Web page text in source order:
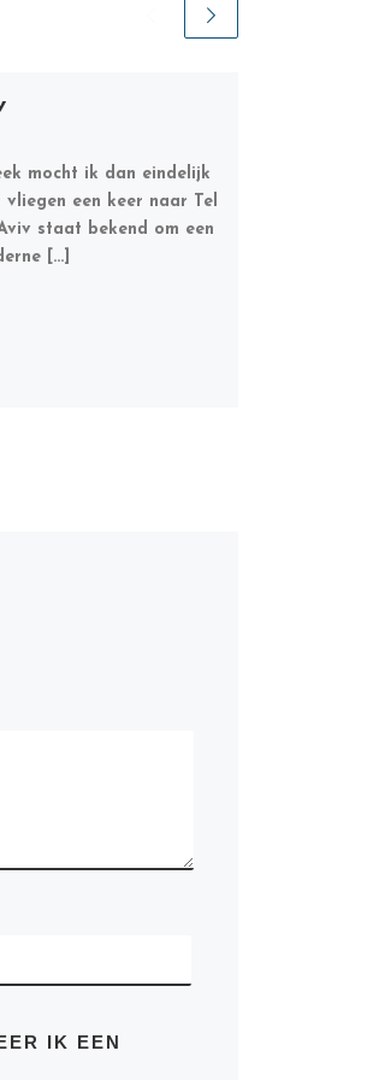
mocht ik dan eindelijk
vliegen een keer naar Tel
staat bekend om een
[…]
IK EEN